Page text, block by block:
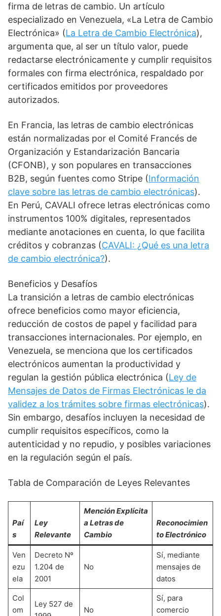
firma de letras de cambio. Un artículo
especializado en Venezuela, «La Letra de Cambio
Electrónica» (La Letra de Cambio Electrónica),
argumenta que, al ser un título valor, puede
redactarse electrónicamente y cumplir requisitos
formales con firma electrónica, respaldado por
certificados emitidos por proveedores
autorizados.
En Francia, las letras de cambio electrónicas
están normalizadas por el Comité Francés de
Organización y Estandarización Bancaria
(CFONB), y son populares en transacciones
B2B, según fuentes como Stripe (Información
clave sobre las letras de cambio electrónicas).
En Perú, CAVALI ofrece letras electrónicas como
instrumentos 100% digitales, representados
mediante anotaciones en cuenta, lo que facilita
créditos y cobranzas (CAVALI: ¿Qué es una letra
de cambio electrónica?).
Beneficios y Desafíos
La transición a letras de cambio electrónicas
ofrece beneficios como mayor eficiencia,
reducción de costos de papel y facilidad para
transacciones internacionales. Por ejemplo, en
Venezuela, se menciona que los certificados
electrónicos aumentan la productividad y
regulan la gestión pública electrónica (Ley de
Mensajes de Datos de Firmas Electrónicas le da
validez a los trámites sobre firmas electrónicas).
Sin embargo, desafíos incluyen la necesidad de
cumplir requisitos específicos, como la
autenticidad y no repudio, y posibles variaciones
en la regulación según el país.
Tabla de Comparación de Leyes Relevantes
Paí
s
Ley
Relevante
Mención Explícita
a Letras de
Cambio
Reconocimien
to Electrónico
Ven
ezu
ela
Decreto Nº
1.204 de
2001
No
Sí, mediante
mensajes de
datos
Col
om
Ley 527 de
No
Sí, para
comercio